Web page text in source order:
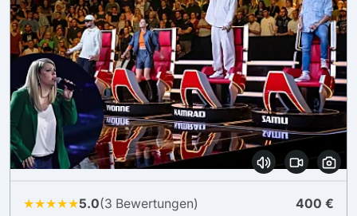
★★★★★5.0(3 Bewertungen) 400 €